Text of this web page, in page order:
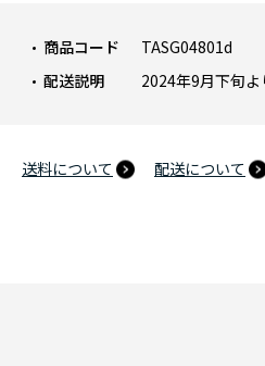
商品コード
TASG04801d
配送説明
2024年9月下旬
送料について 配送について